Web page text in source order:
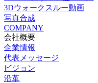
3Dウォークスルー動画
写真合成
COMPANY
会社概要
企業情報
代表メッセージ
ビジョン
沿革